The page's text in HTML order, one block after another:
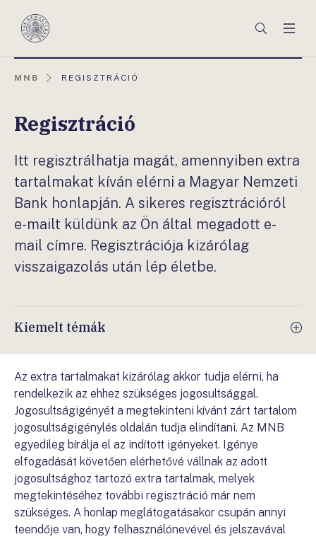
Magyar
Keresés
MNB
AKTUÁLIS
REGISZTRÁCIÓ
Regisztráció
Itt regisztrálhatja magát, amennyiben extra
tartalmakat kíván elérni a Magyar Nemzeti
Bank honlapján. A sikeres regisztrációról
e-mailt küldünk az Ön által megadott e-
mail címre. Regisztrációja kizárólag
visszaigazolás után lép életbe.
Kiemelt témák
Az extra tartalmakat kizárólag akkor tudja elérni, ha
rendelkezik az ehhez szükséges jogosultsággal.
Jogosultságigényét a megtekinteni kívánt zárt tartalom
jogosultságigénylés oldalán tudja elindítani. Az MNB
egyedileg bírálja el az indított igényeket. Igénye
elfogadását követően elérhetővé vállnak az adott
jogosultsághoz tartozó extra tartalmak, melyek
megtekintéséhez további regisztráció már nem
szükséges. A honlap meglátogatásakor csupán annyi
teendője van, hogy felhasználónevével és jelszavával